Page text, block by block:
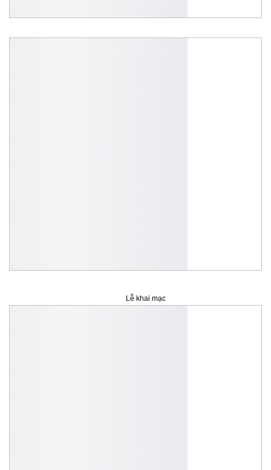
Lễ khai mạc